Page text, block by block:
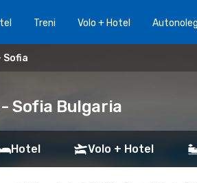
Treni Volo + Hotel
Sofia
Sofia Bulgaria
Hotel Volo + Hotel